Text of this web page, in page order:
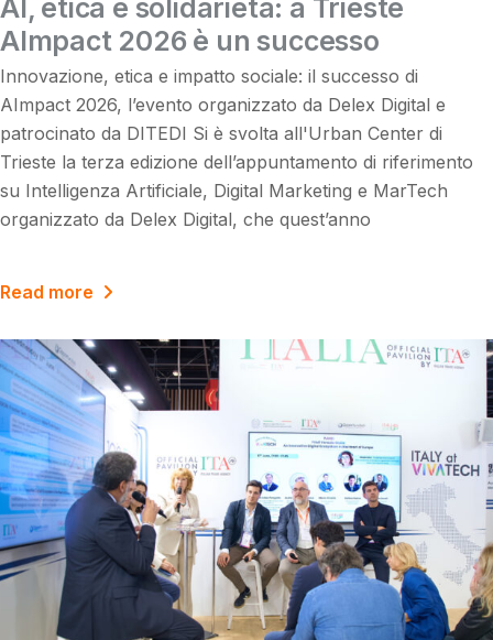
AI, etica e solidarietà: a Trieste
AImpact 2026 è un successo
Innovazione, etica e impatto sociale: il successo di
AImpact 2026, l’evento organizzato da Delex Digital e
patrocinato da DITEDI Si è svolta all'Urban Center di
Trieste la terza edizione dell’appuntamento di riferimento
su Intelligenza Artificiale, Digital Marketing e MarTech
organizzato da Delex Digital, che quest’anno
Read more